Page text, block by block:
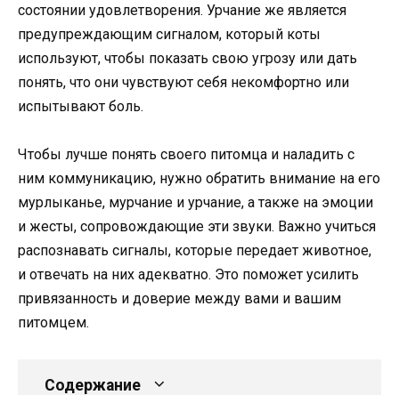
состоянии удовлетворения. Урчание же является
предупреждающим сигналом, который коты
используют, чтобы показать свою угрозу или дать
понять, что они чувствуют себя некомфортно или
испытывают боль.
Чтобы лучше понять своего питомца и наладить с
ним коммуникацию, нужно обратить внимание на его
мурлыканье, мурчание и урчание, а также на эмоции
и жесты, сопровождающие эти звуки. Важно учиться
распознавать сигналы, которые передает животное,
и отвечать на них адекватно. Это поможет усилить
привязанность и доверие между вами и вашим
питомцем.
Содержание